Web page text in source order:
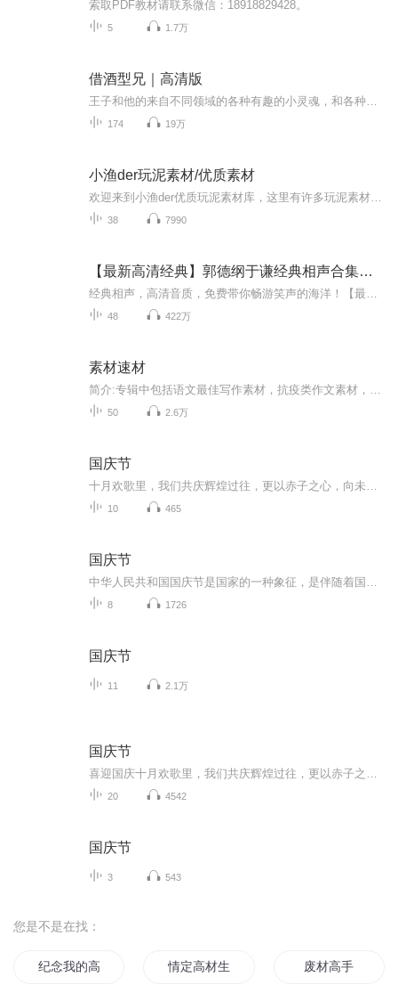
索取PDF教材请联系微信：18918829428。
5 1.7万
借酒型兄｜高清版
174 19万
小渔der玩泥素材/优质素材
38 7990
【最新高清经典】郭德纲于谦经典相声合集高清
48 422万
素材速材
50 2.6万
国庆节
10 465
国庆节
8 1726
国庆节
11 2.1万
国庆节
20 4542
国庆节
3 543
您是不是在找：
纪念我的高中生活 情定高材生 废材高手